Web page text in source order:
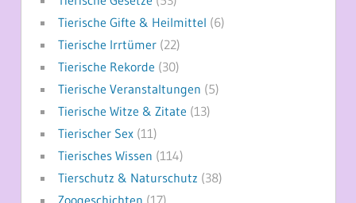
Tierische Gifte & Heilmittel (6)
Tierische Irrtümer(22)
Tierische Rekorde (30)
Tierische Veranstaltungen (5)
Tierische Witze & Zitate (13)
Tierischer Sex(11)
Tierisches Wissen (114)
Tierschutz & Naturschutz (38)